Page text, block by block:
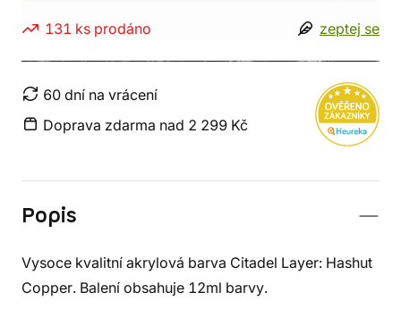
131 ks prodáno zeptej se
60 dní na vrácení
Doprava zdarma nad 2 299 Kč
Popis
Vysoce kvalitní akrylová barva Citadel Layer: Hashut
Copper. Balení obsahuje 12ml barvy.